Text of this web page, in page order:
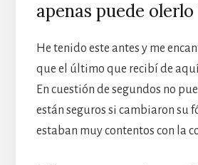
apenas puede
He tenido este antes y me
que el último que recibí de aquí
En cuestión de segundos no
están seguros si cambiaron su
estaban muy contentos con la